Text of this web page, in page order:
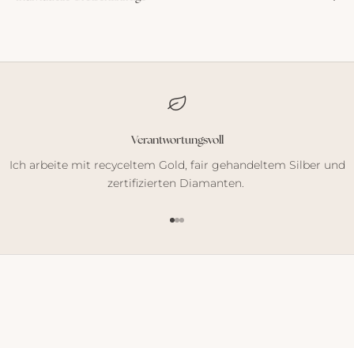
Verantwortungsvoll
Ich arbeite mit recyceltem Gold, fair gehandeltem Silber und
zertifizierten Diamanten.
Gehe zu Element 1
Gehe zu Element 2
Gehe zu Element 3